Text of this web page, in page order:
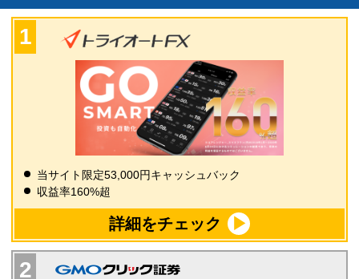
当サイト限定53,000円キャッシュバック
収益率160%超
詳細をチェック